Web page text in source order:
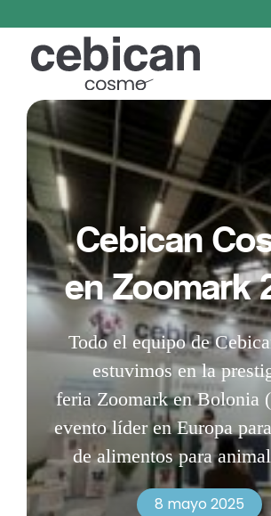
Cebican
en Zoomark
Todo el equipo de
estuvimos en la
feria Zoomark en Bolonia
evento líder en Europa
de alimentos para
8 mayo 2025